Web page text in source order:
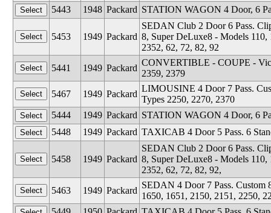
5443
1948 Packard STATION WAGON 4 Door, 6
5453 1949 Packard
SEDAN Club 2 Door 6 Pass.
8, Super DeLuxe8 - Models 110,
2352, 62, 72, 82, 92
5441
1949 Packard
CONVERTIBLE - COUPE -
2359, 2379
5467
1949 Packard
LIMOUSINE 4 Door 7 Pass.
Types 2250, 2270, 2370
5444
1949 Packard STATION WAGON 4 Door, 6
5448
1949 Packard TAXICAB 4 Door 5 Pass. 6
5458 1949 Packard
SEDAN Club 2 Door 6 Pass.
8, Super DeLuxe8 - Models 110,
2352, 62, 72, 82, 92,
5463
1949 Packard
SEDAN 4 Door 7 Pass. Custom
1650, 1651, 2150, 2151, 2250,